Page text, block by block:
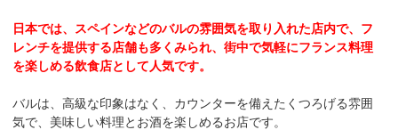
日本では、スペインなどのバルの雰囲気を取り入れた店内で、フ
レンチを提供する店舗も多くみられ、街中で気軽にフランス料理
を楽しめる飲食店として人気です。
バルは、高級な印象はなく、カウンターを備えたくつろげる雰囲
気で、美味しい料理とお酒を楽しめるお店です。